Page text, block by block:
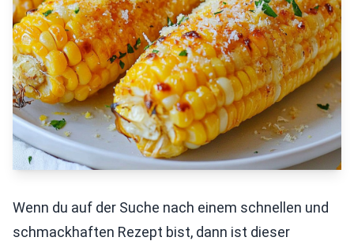
Wenn du auf der Suche nach einem schnellen und
schmackhaften Rezept bist, dann ist dieser